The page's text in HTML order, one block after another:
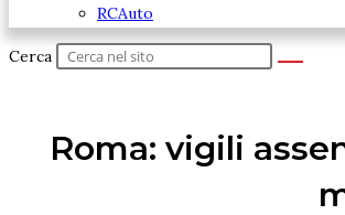
RCAuto
Cerca
Roma: vigili